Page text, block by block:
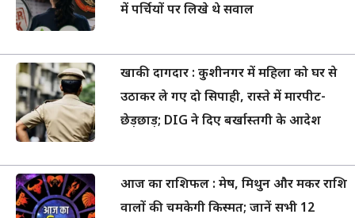
में पर्चियों पर लिखे थे सवाल
खाकी दागदार : कुशीनगर में महिला को घर से
उठाकर ले गए दो सिपाही, रास्ते में मारपीट-
छेड़छाड़; DIG ने दिए बर्खास्तगी के आदेश
आज का राशिफल : मेष, मिथुन और मकर राशि
वालों की चमकेगी किस्मत; जानें सभी 12